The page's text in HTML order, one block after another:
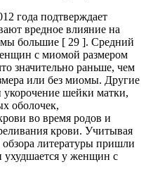
года подтверждает
вредное влияние на
большие [ 29 ]. Средний
с миомой размером
значительно раньше, чем
или без миомы. Другие
шейки матки,
оболочек,
во время родов и
крови. Учитывая
литературы пришли
ухудшается у женщин с